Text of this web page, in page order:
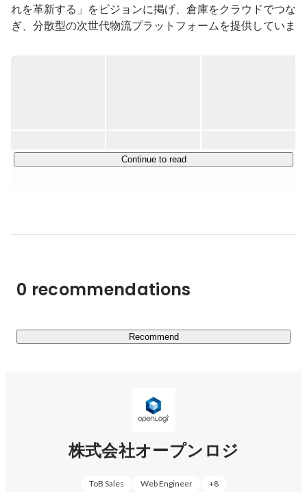
れを革新する」をビジョンに掲げ、倉庫をクラウドでつな
ぎ、分散型の次世代物流プラットフォームを提供していま
できる仕組みを提供し、在庫管理・出荷・配送などを一気
Continue to read
0 recommendations
Recommend
株式会社オープンロジ
ToB Sales Web Engineer +8